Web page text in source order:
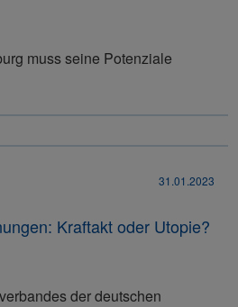
muss seine Potenziale
31.01.2023
Kraftakt oder Utopie?
der deutschen